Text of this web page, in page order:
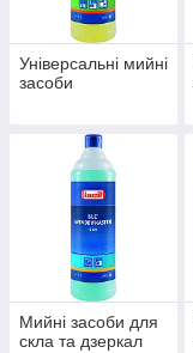
Універсальні мийні
засоби
Мийні засоби для
скла та дзеркал